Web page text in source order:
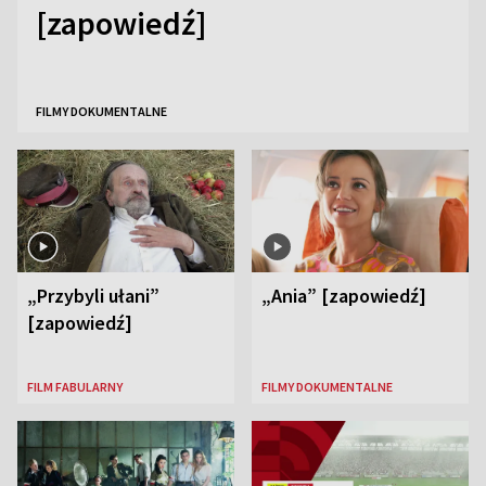
[zapowiedź]
FILMY DOKUMENTALNE
„Przybyli ułani”
[zapowiedź]
FILM FABULARNY
„Ania” [zapowiedź]
FILMY DOKUMENTALNE